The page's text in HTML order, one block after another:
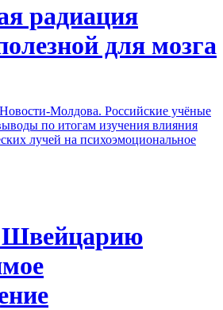
радиация
для мозга
Молдова. Российские учёные
по итогам изучения влияния
лучей на психоэмоциональное
Швейцарию